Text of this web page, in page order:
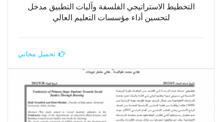
التخطيط الاستراتيجي الفلسفة وآليات التطبيق مدخل
لتحسين أداء مؤسسات التعليم العالي
تحميل مجاني